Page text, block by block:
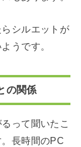
シルエットが
うです。
の関係
って聞いたこ
長時間のPC